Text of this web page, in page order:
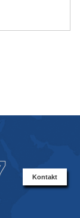
Kontakt